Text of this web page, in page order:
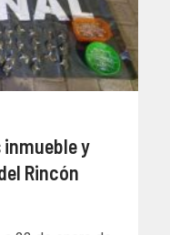
inmueble y
Rincón